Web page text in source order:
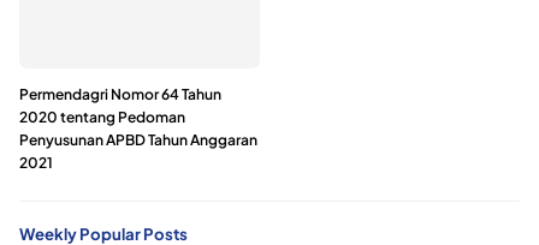
Permendagri Nomor 64 Tahun
2020 tentang Pedoman
Penyusunan APBD Tahun Anggaran
2021
Weekly Popular Posts